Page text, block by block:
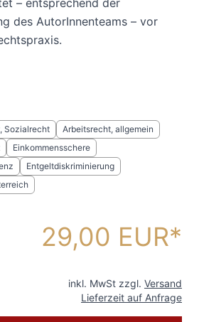
des AutorInnenteams – vor
Sozialrecht
Arbeitsrecht, allgemein
Einkommensschere
Entgeltdiskriminierung
29,00 EUR
inkl. MwSt zzgl. Versand
Lieferzeit auf Anfrage